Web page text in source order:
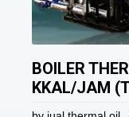
BOILER
KKAL/JAM